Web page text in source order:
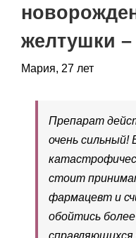
желтушки
Мария, 27 лет
Препарат
очень
стоит
фармацевт и
обойтись